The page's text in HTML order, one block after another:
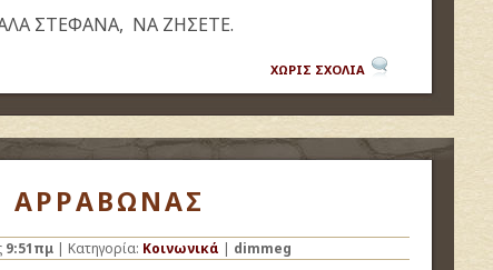
ΣΤΕΦΑΝΑ, ΝΑ ΖΗΣΕΤΕ.
ΧΩΡΙΣ ΣΧΟΛΙΑ
ΑΡΡΑΒΩΝΑΣ
9:51πμ | Κατηγορία: Κοινωνικά | dimmeg